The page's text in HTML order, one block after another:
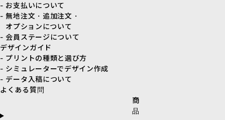
- お支払いについて
- 無地注文・追加注文・
オプションについて
- 会員ステージについて
デザインガイド
- プリントの種類と選び方
- シミュレーターでデザイン作成
- データ入稿について
よくある質問
商
品